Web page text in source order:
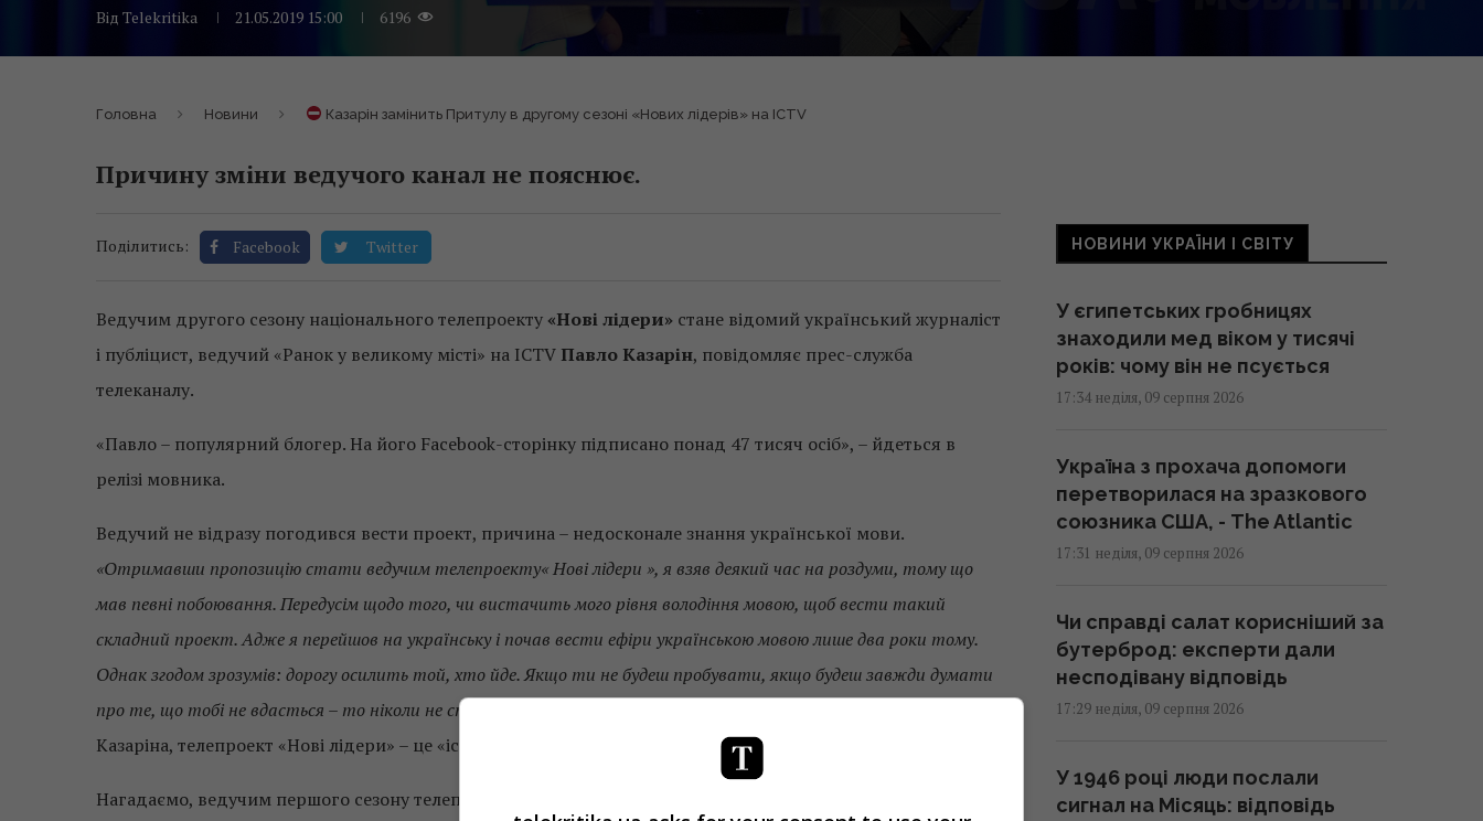
Від Telekritika 21.05.2019 15:00 6196
Головна Новини Казарін замінить Притулу в другому сезоні «Нових лідерів» на ICTV
Причину зміни ведучого канал не пояснює.
Поділитись: Facebook Twitter
Ведучим другого сезону національного телепроекту «Нові лідери» стане відомий український журналіст
і публіцист, ведучий «Ранок у великому місті» на ICTV Павло Казарін, повідомляє прес-служба
телеканалу.
«Павло – популярний блогер. На його Facebook-сторінку підписано понад 47 тисяч осіб», – йдеться в
релізі мовника.
Ведучий не відразу погодився вести проект, причина – недосконале знання української мови.
«Отримавши пропозицію стати ведучим телепроекту« Нові лідери », я взяв деякий час на роздуми, тому що
мав певні побоювання. Передусім щодо того, чи вистачить мого рівня володіння мовою, щоб вести такий
складний проект. Адже я перейшов на українську і почав вести ефіри українською мовою лише два роки тому.
Однак згодом зрозумів: дорогу осилить той, хто йде. Якщо ти не будеш пробувати, якщо будеш завжди думати
про те, що тобі не вдасться – то ніколи не станеш кращим», –
Казаріна, телепроект «Нові лідери» – це «історія про соціально відповідальне телебачення».
Нагадаємо, ведучим першого сезону телепроекту був відомий шоумен
НОВИНИ УКРАЇНИ І СВІТУ
У єгипетських гробницях
знаходили мед віком у тисячі
років: чому він не псується
17:34 неділя, 09 серпня 2026
Україна з прохача допомоги
перетворилася на зразкового
союзника США, - The Atlantic
17:31 неділя, 09 серпня 2026
Чи справді салат корисніший за
бутерброд: експерти дали
несподівану відповідь
17:29 неділя, 09 серпня 2026
У 1946 році люди послали
сигнал на Місяць: відповідь